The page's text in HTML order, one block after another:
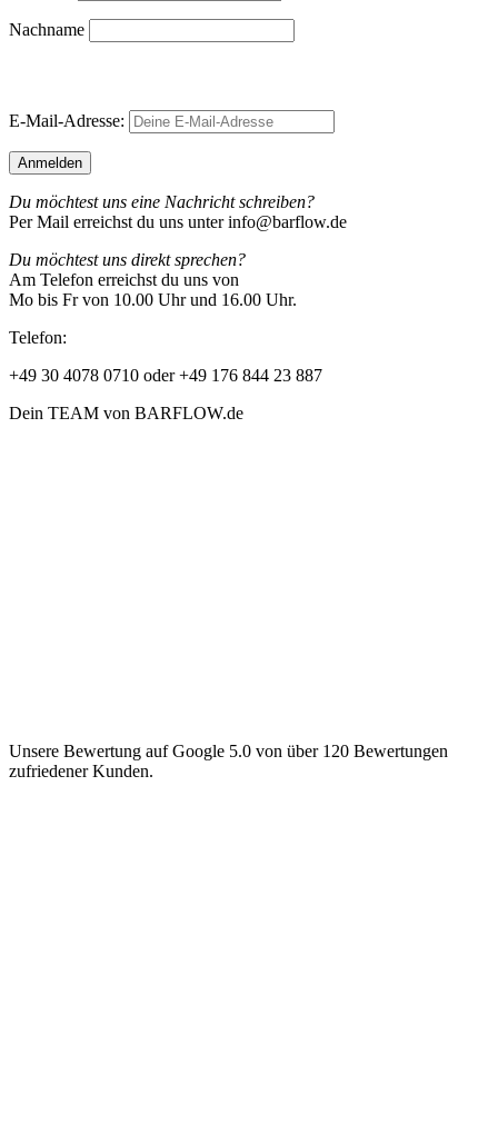
Nachname
E-Mail-Adresse:
Du möchtest uns eine Nachricht schreiben?
Per Mail erreichst du uns unter info@barflow.de
Du möchtest uns direkt sprechen?
Am Telefon erreichst du uns von
Mo bis Fr von 10.00 Uhr und 16.00 Uhr.
Telefon:
+49 30 4078 0710 oder +49 176 844 23 887
Dein TEAM von BARFLOW.de
Unsere Bewertung auf Google 5.0 von über 120 Bewertungen
zufriedener Kunden.